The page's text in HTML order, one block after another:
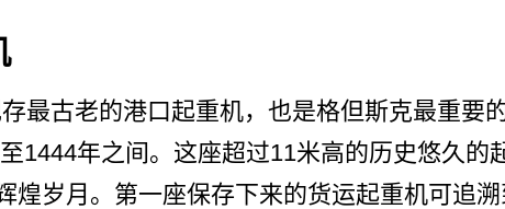
最古老的港口起重机，也是格但斯克­最重要
1444年之间。这座超过11米高的­历史悠久的
煌岁月。第一座保存下来的货运起重机可­追